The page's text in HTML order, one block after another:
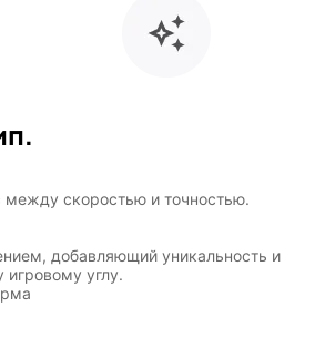
скоростью и точностью.
добавляющий уникальность и
углу.